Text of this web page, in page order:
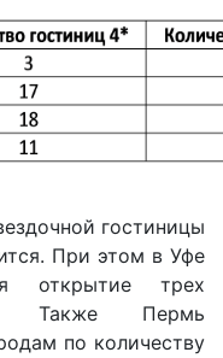
гостиницы
При этом в Уфе
открытие трех
Также Пермь
по количеству